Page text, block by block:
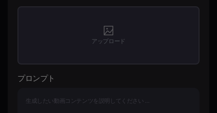
AI動画
アップロード
プロンプト